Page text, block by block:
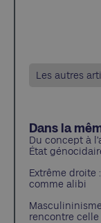
Les autres
Dans la
Du concept à
État
Extrême droite
comme alibi
rencontre celle